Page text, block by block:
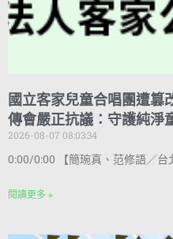
國立客家兒童合唱團遭
傳會嚴正抗議：守護純淨
2026-08-07 08:03:34
0:00/0:00 【簡琬真、范修語／台
閱讀更多 »